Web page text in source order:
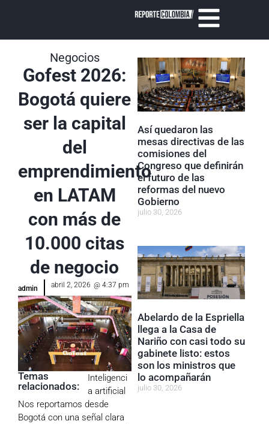
Negocios
Gofest 2026:
Bogotá quiere
ser la capital
del
emprendimiento
en LATAM
con más de
10.000 citas
de negocio
admin abril 2, 2026 @ 4:37 pm
Temas
relacionados:
Inteligenci
a artificial
Nos reportamos desde
Bogotá con una señal clara
Así quedaron las
mesas directivas de las
comisiones del
Congreso que definirán
el futuro de las
reformas del nuevo
Gobierno
julio 30, 2026
Abelardo de la Espriella
llega a la Casa de
Nariño con casi todo su
gabinete listo: estos
son los ministros que
lo acompañarán
julio 30, 2026